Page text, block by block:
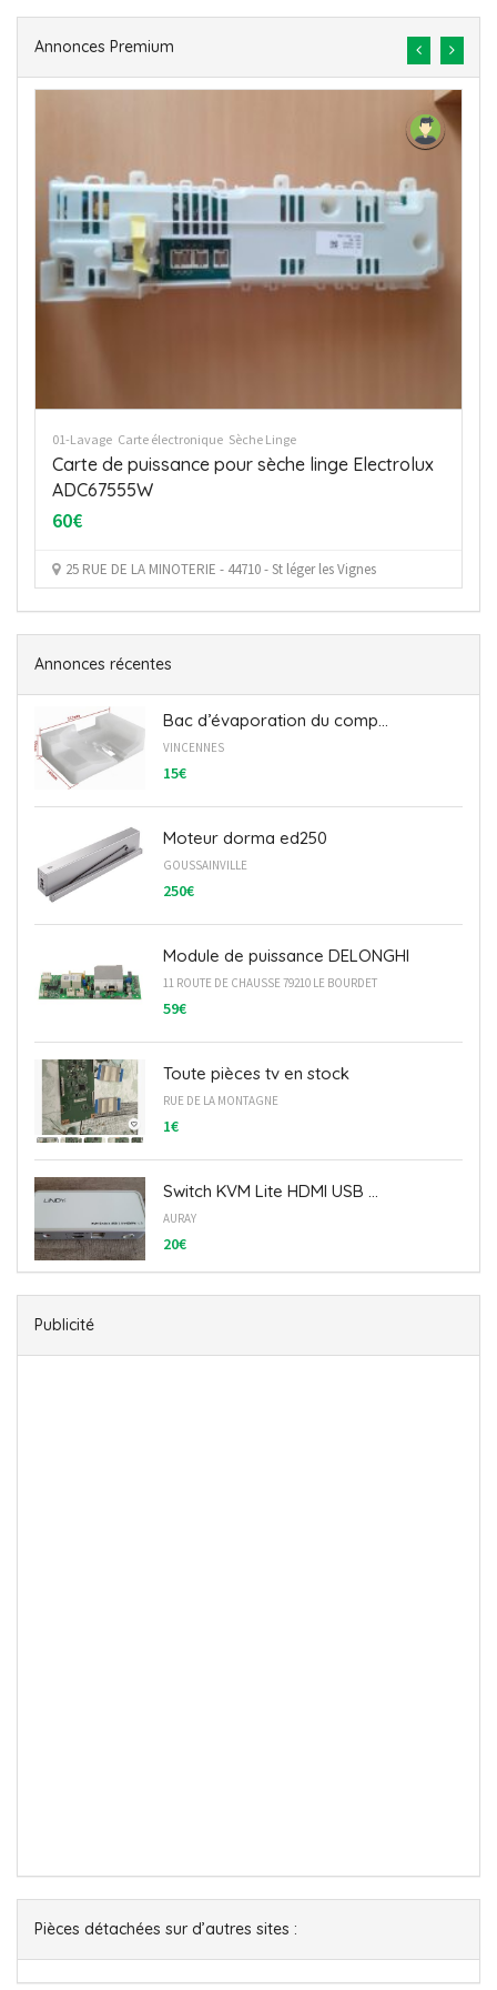
Annonces Premium
01-Lavage Carte électronique Lave Linge
module de puissance lave linge
65€
Annonces récentes
Bac d’évaporation du comp...
VINCENNES
15€
Moteur dorma ed250
GOUSSAINVILLE
250€
Module de puissance DELONGHI
11 ROUTE DE CHAUSSE 79210 LE BOURDET
59€
Toute pièces tv en stock
RUE DE LA MONTAGNE
1€
Switch KVM Lite HDMI USB ...
AURAY
20€
Publicité
Pièces détachées sur d’autres sites :